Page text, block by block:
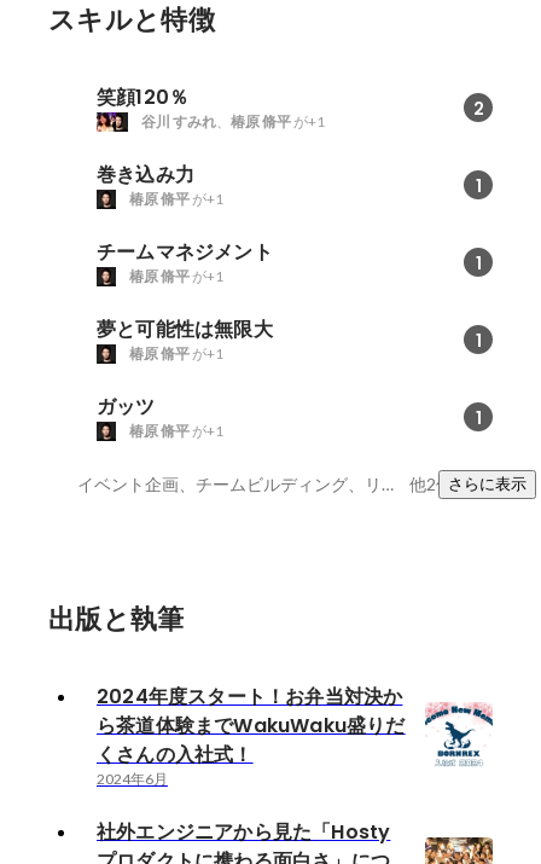
スキルと特徴
笑顔120％ 2
谷川 すみれ、 椿原 脩平 が+1
巻き込み力 1
椿原 脩平 が+1
チームマネジメント 1
椿原 脩平 が+1
夢と可能性は無限大 1
椿原 脩平 が+1
ガッツ 1
椿原 脩平 が+1
イベント企画、チームビルディング、リーダーシップ 他2件さらに表示
出版と執筆
2024年度スタート！お弁当対決か
ら茶道体験までWakuWaku盛りだ
くさんの入社式！
2024年6月
社外エンジニアから見た「Hosty